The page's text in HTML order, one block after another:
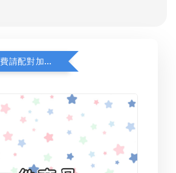
若顯示未含代購費請配對加購(未加購視同無效訂單)